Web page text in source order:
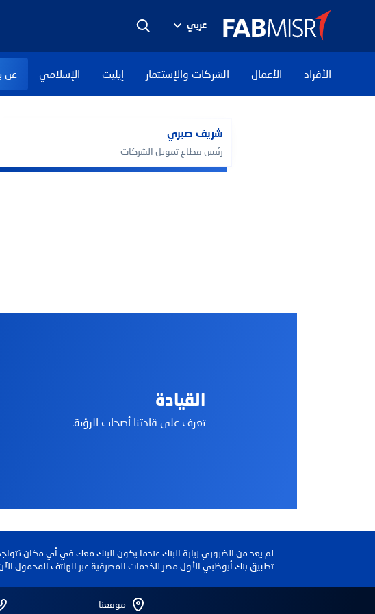
عربي
الأفراد الأعمال الشركات والإستثمار إيليت الإسلامي عن
شريف صبري
رئيس قطاع تمويل الشركات
القيادة
تعرف على قادتنا أصحاب الرؤية.
لم يعد من الضروري زيارة البنك عندما يكون البنك معك في أي مكان
تطبيق بنك أبوظبي الأول مصر للخدمات المصرفية عبر الهاتف المحمول
موقعنا